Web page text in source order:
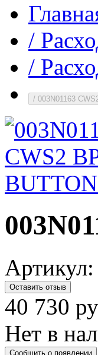
/
/
/ 003N01163
Артикул:
Оставить отзыв
40 730
Нет в
Сообщить о появлении